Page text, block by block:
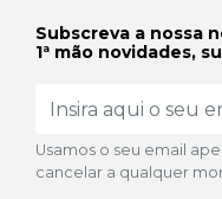
Subscreva a nossa
1ª mão novidades,
Usamos o seu email
cancelar a qualquer